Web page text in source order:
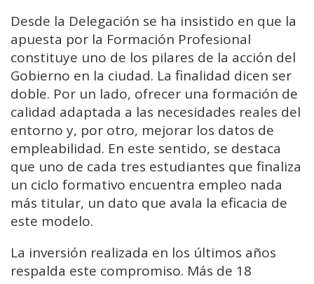
Desde la Delegación se ha insistido en que la
apuesta por la Formación Profesional
constituye uno de los pilares de la acción del
Gobierno en la ciudad. La finalidad dicen ser
doble. Por un lado, ofrecer una formación de
calidad adaptada a las necesidades reales del
entorno y, por otro, mejorar los datos de
empleabilidad. En este sentido, se destaca
que uno de cada tres estudiantes que finaliza
un ciclo formativo encuentra empleo nada
más titular, un dato que avala la eficacia de
este modelo.
La inversión realizada en los últimos años
respalda este compromiso. Más de 18